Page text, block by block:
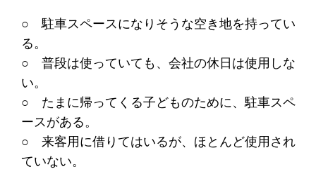
○ 駐車スペースになりそうな空き地を持ってい
る。
○ 普段は使っていても、会社の休日は使用しな
い。
○ たまに帰ってくる子どものために、駐車スペ
ースがある。
○ 来客用に借りてはいるが、ほとんど使用され
ていない。